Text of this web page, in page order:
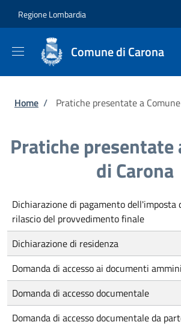
Regione Lombardia
Comune di Carona
Briciole di pane
Home / Pratiche presentate a
Pratiche presentate
di Carona
Dichiarazione di pagamento dell'imposta
rilascio del provvedimento finale
Dichiarazione di residenza
Domanda di accesso ai documenti
Domanda di accesso documentale
Domanda di accesso documentale da